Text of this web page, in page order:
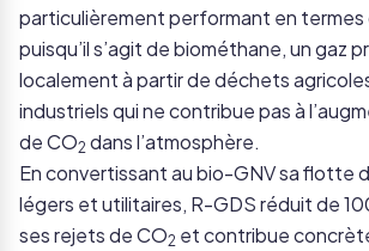
particulièrement performant en termes
puisqu’il s’agit de biométhane, un gaz
localement à partir de déchets
industriels qui ne contribue pas à
de CO2 dans l’atmosphère.
En convertissant au bio-GNV sa flotte
légers et utilitaires, R-GDS réduit de
ses rejets de CO2 et contribue